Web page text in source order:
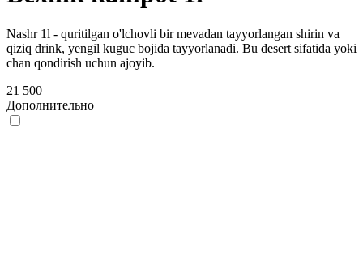
Nashr 1l - quritilgan o'lchovli bir mevadan tayyorlangan shirin va
qiziq drink, yengil kuguc bojida tayyorlanadi. Bu desert sifatida yoki
chan qondirish uchun ajoyib.
21 500
Дополнительно